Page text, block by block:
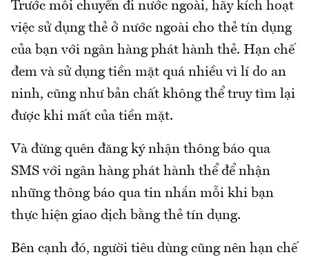
Trước mỗi chuyến đi nước ngoài, hãy kích hoạt
việc sử dụng thẻ ở nước ngoài cho thẻ tín dụng
của bạn với ngân hàng phát hành thẻ. Hạn chế
đem và sử dụng tiền mặt quá nhiều vì lí do an
ninh, cũng như bản chất không thể truy tìm lại
được khi mất của tiền mặt.
Và đừng quên đăng ký nhận thông báo qua
SMS với ngân hàng phát hành thể để nhận
những thông báo qua tin nhắn mỗi khi bạn
thực hiện giao dịch bằng thẻ tín dụng.
Bên cạnh đó, người tiêu dùng cũng nên hạn chế